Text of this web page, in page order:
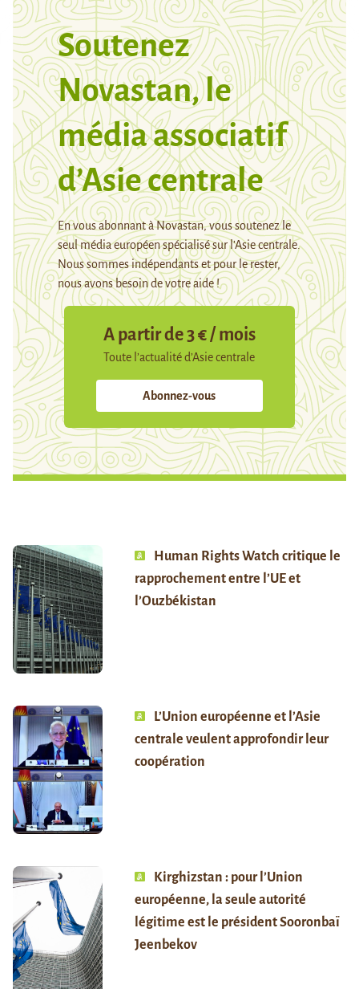
Soutenez
Novastan, le
média associatif
d’Asie centrale
En vous abonnant à Novastan, vous soutenez le
seul média européen spécialisé sur l’Asie centrale.
Nous sommes indépendants et pour le rester,
nous avons besoin de votre aide !
A partir de 3 € / mois
Toute l’actualité d’Asie centrale
Abonnez-vous
Human Rights Watch critique le
rapprochement entre l’UE et
l’Ouzbékistan
L’Union européenne et l’Asie
centrale veulent approfondir leur
coopération
Kirghizstan : pour l’Union
européenne, la seule autorité
légitime est le président Sooronbaï
Jeenbekov